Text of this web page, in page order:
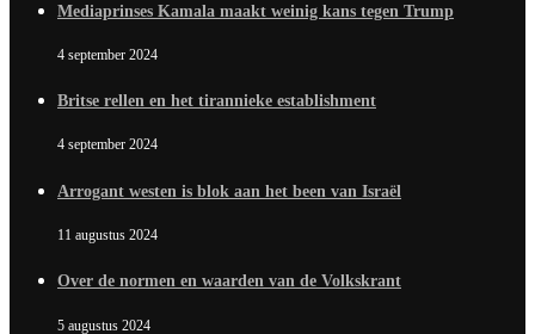
Mediaprinses Kamala maakt weinig kans tegen Trump
4 september 2024
Britse rellen en het tirannieke establishment
4 september 2024
Arrogant westen is blok aan het been van Israël
11 augustus 2024
Over de normen en waarden van de Volkskrant
5 augustus 2024